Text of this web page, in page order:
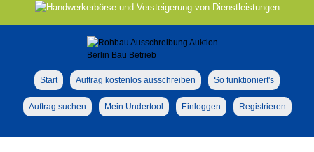
Start Auftrag kostenlos ausschreiben So funktioniert's
Auftrag suchen Mein Undertool Einloggen Registrieren